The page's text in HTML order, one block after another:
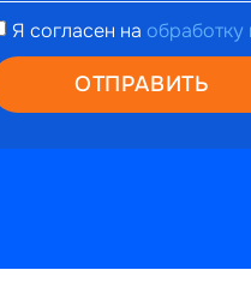
Я согласен на
ОТПРАВИТЬ